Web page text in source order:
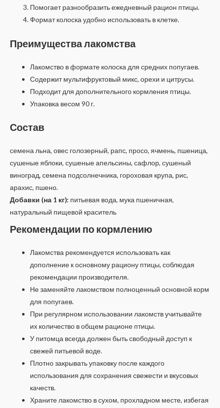
Помогает разнообразить ежедневный рацион птицы.
Формат колоска удобно использовать в клетке.
Преимущества лакомства
Лакомство в формате колоска для средних попугаев.
Содержит мультифруктовый микс, орехи и цитрусы.
Подходит для дополнительного кормления птицы.
Упаковка весом 90 г.
Состав
семена льна, овес голозерный, рапс, просо, ячмень, пшеница,
сушеные яблоки, сушеные апельсины, сафлор, сушеный
виноград, семена подсолнечника, гороховая крупа, рис,
арахис, пшено.
Добавки (на 1 кг): питьевая вода, мука пшеничная,
натуральный пищевой краситель
Рекомендации по кормлению
Лакомства рекомендуется использовать как
дополнение к основному рациону птицы, соблюдая
рекомендации производителя.
Не заменяйте лакомством полноценный основной корм
для попугаев.
При регулярном использовании лакомств учитывайте
их количество в общем рационе птицы.
У питомца всегда должен быть свободный доступ к
свежей питьевой воде.
Плотно закрывать упаковку после каждого
использования для сохранения свежести и вкусовых
качеств.
Храните лакомство в сухом, прохладном месте, избегая